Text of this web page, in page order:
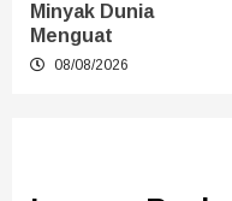
Minyak Dunia
Menguat
08/08/2026